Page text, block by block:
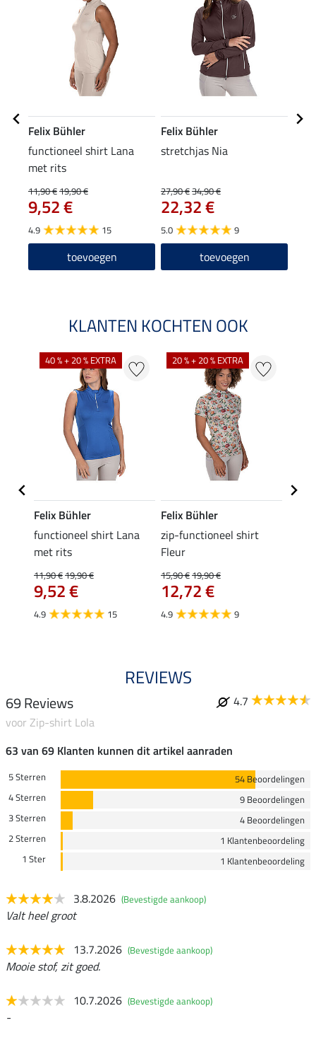
Felix Bühler
functioneel shirt Lana
met rits
11,90 €19,90 €
9,52 €
4.9 15
toevoegen
Felix Bühler
stretchjas Nia
27,90 €34,90 €
22,32 €
5.0 9
toevoegen
KLANTEN KOCHTEN OOK
40 % + 20 % EXTRA
Felix Bühler
functioneel shirt Lana
met rits
11,90 €19,90 €
9,52 €
4.9 15
20 % + 20 % EXTRA
Felix Bühler
zip-functioneel shirt
Fleur
15,90 €19,90 €
12,72 €
4.9 9
REVIEWS
69 Reviews
4.7
voor Zip-shirt Lola
63 van 69 Klanten kunnen dit artikel aanraden
5 Sterren
54 Beoordelingen
4 Sterren
9 Beoordelingen
3 Sterren
4 Beoordelingen
2 Sterren
1 Klantenbeoordeling
1 Ster
1 Klantenbeoordeling
3.8.2026 (Bevestigde aankoop)
Valt heel groot
13.7.2026 (Bevestigde aankoop)
Mooie stof, zit goed.
10.7.2026 (Bevestigde aankoop)
-